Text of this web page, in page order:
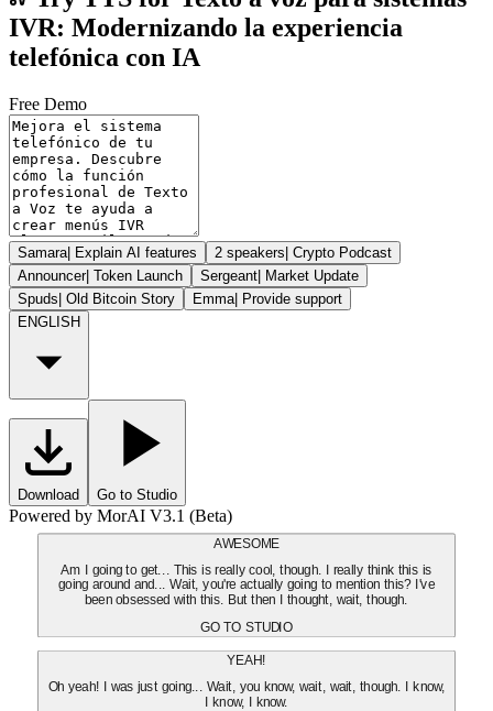
IVR: Modernizando la experiencia
telefónica con IA
Free Demo
Samara| Explain AI features 2 speakers| Crypto Podcast
Announcer| Token Launch Sergeant| Market Update
Spuds| Old Bitcoin Story Emma| Provide support
ENGLISH
Download Go to Studio
Powered by MorAI V3.1 (Beta)
AWESOME
Am I going to get... This is really cool, though. I really think this is
going around and... Wait, you're actually going to mention this? I've
been obsessed with this. But then I thought, wait, though.
GO TO STUDIO
YEAH!
Oh yeah! I was just going... Wait, you know, wait, wait, though. I know,
I know, I know.